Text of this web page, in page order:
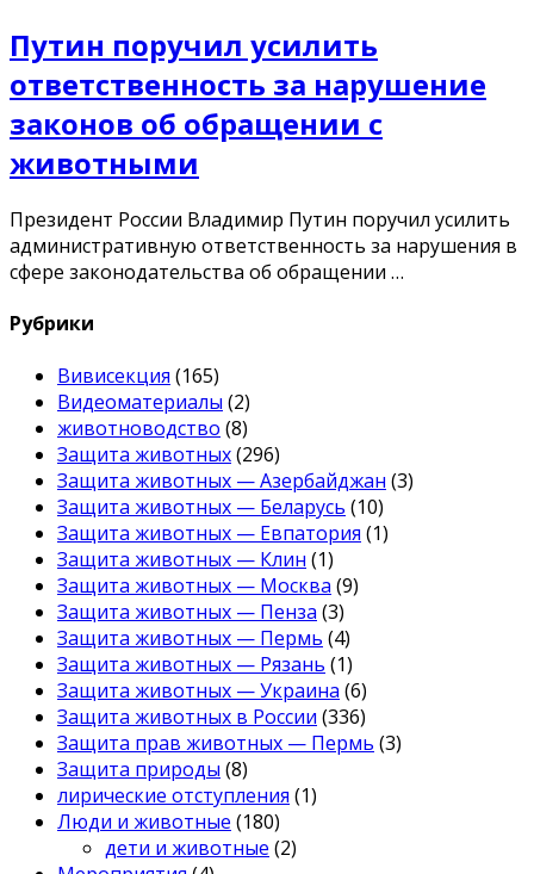
Путин поручил усилить
ответственность за нарушение
законов об обращении с
животными
Президент России Владимир Путин поручил усилить
административную ответственность за нарушения в
сфере законодательства об обращении …
Рубрики
Вивисекция (165)
Видеоматериалы (2)
животноводство (8)
Защита животных(296)
Защита животных — Азербайджан (3)
Защита животных — Беларусь (10)
Защита животных — Евпатория (1)
Защита животных — Клин (1)
Защита животных — Москва (9)
Защита животных — Пенза (3)
Защита животных — Пермь (4)
Защита животных — Рязань (1)
Защита животных — Украина (6)
Защита животных в России (336)
Защита прав животных — Пермь (3)
Защита природы (8)
лирические отступления (1)
Люди и животные (180)
дети и животные (2)